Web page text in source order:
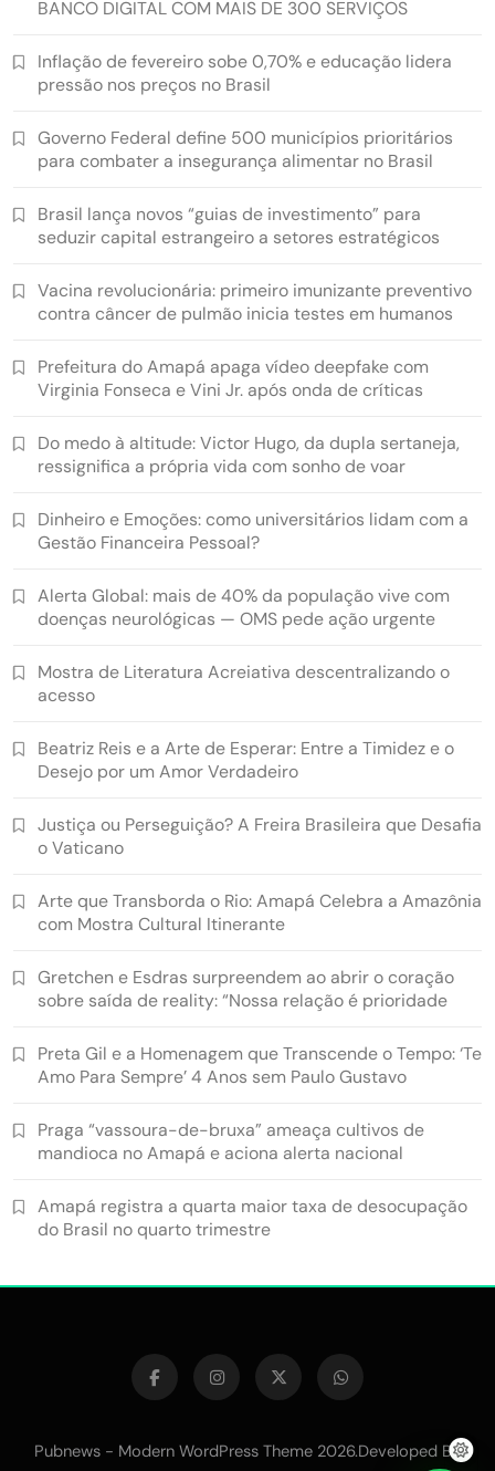
BANCO DIGITAL COM MAIS DE 300 SERVIÇOS
Inflação de fevereiro sobe 0,70% e educação lidera
pressão nos preços no Brasil
Governo Federal define 500 municípios prioritários
para combater a insegurança alimentar no Brasil
Brasil lança novos “guias de investimento” para
seduzir capital estrangeiro a setores estratégicos
Vacina revolucionária: primeiro imunizante preventivo
contra câncer de pulmão inicia testes em humanos
Prefeitura do Amapá apaga vídeo deepfake com
Virginia Fonseca e Vini Jr. após onda de críticas
Do medo à altitude: Victor Hugo, da dupla sertaneja,
ressignifica a própria vida com sonho de voar
Dinheiro e Emoções: como universitários lidam com a
Gestão Financeira Pessoal?
Alerta Global: mais de 40% da população vive com
doenças neurológicas — OMS pede ação urgente
Mostra de Literatura Acreiativa descentralizando o
acesso
Beatriz Reis e a Arte de Esperar: Entre a Timidez e o
Desejo por um Amor Verdadeiro
Justiça ou Perseguição? A Freira Brasileira que Desafia
o Vaticano
Arte que Transborda o Rio: Amapá Celebra a Amazônia
com Mostra Cultural Itinerante
Gretchen e Esdras surpreendem ao abrir o coração
sobre saída de reality: “Nossa relação é prioridade
Preta Gil e a Homenagem que Transcende o Tempo: ‘Te
Amo Para Sempre’ 4 Anos sem Paulo Gustavo
Praga “vassoura-de-bruxa” ameaça cultivos de
mandioca no Amapá e aciona alerta nacional
Amapá registra a quarta maior taxa de desocupação
do Brasil no quarto trimestre
Pubnews - Modern WordPress Theme 2026.Developed By